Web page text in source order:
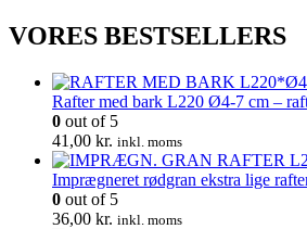
pris
var:
pris
er:
VORES BESTSELLERS
Rafter med bark L220 Ø4-7 cm –
0 out of 5
41,00 kr. inkl. moms
Imprægneret rødgran ekstra lige
0 out of 5
36,00 kr. inkl. moms